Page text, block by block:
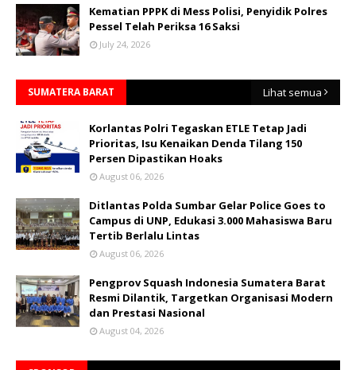
Kematian PPPK di Mess Polisi, Penyidik Polres
Pessel Telah Periksa 16 Saksi
July 24, 2026
SUMATERA BARAT Lihat semua
Korlantas Polri Tegaskan ETLE Tetap Jadi
Prioritas, Isu Kenaikan Denda Tilang 150
Persen Dipastikan Hoaks
August 06, 2026
Ditlantas Polda Sumbar Gelar Police Goes to
Campus di UNP, Edukasi 3.000 Mahasiswa Baru
Tertib Berlalu Lintas
August 06, 2026
Pengprov Squash Indonesia Sumatera Barat
Resmi Dilantik, Targetkan Organisasi Modern
dan Prestasi Nasional
August 04, 2026